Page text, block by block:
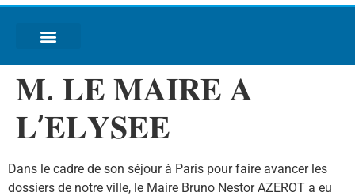
𝐌. 𝐋𝐄 𝐌𝐀𝐈𝐑𝐄 𝐀
𝐋’𝐄𝐋𝐘𝐒𝐄𝐄
Dans le cadre de son séjour à Paris pour faire avancer les
dossiers de notre ville, le Maire Bruno Nestor AZEROT a eu